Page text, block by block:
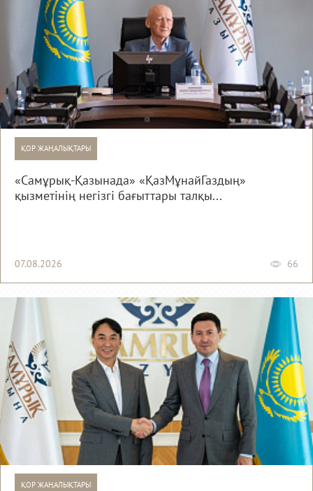
ҚОР ЖАҢАЛЫҚТАРЫ
«Самұрық-Қазынада» «ҚазМұнайГаздың»
қызметінің негізгі бағыттары талқы...
07.08.2026 66
ҚОР ЖАҢАЛЫҚТАРЫ